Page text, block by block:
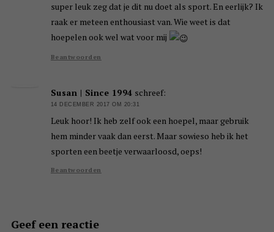
super leuk zeg dat je dit nu doet als sport. En eerlijk? Ik
raak er meteen enthousiast van. Wie weet is dat
hoepelen ook wel wat voor mij
Beantwoorden
Susan | Since 1994 schreef:
14 DECEMBER 2017 OM 20:31
Leuk hoor! Ik heb zelf ook een hoepel, maar gebruik
hem minder vaak dan eerst. Maar sowieso heb ik het
sporten een beetje verwaarloosd, oeps!
Beantwoorden
Geef een reactie